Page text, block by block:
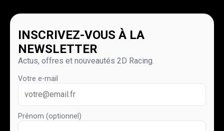
INSCRIVEZ-VOUS À LA
NEWSLETTER
Actus, offres et nouveautés 2D Racing.
Votre e-mail
Prénom (optionnel)